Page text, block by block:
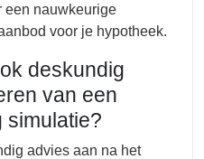
een nauwkeurige
voor je hypotheek.
deskundig
van een
simulatie?
advies aan na het